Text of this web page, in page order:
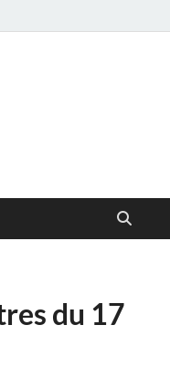
du 17